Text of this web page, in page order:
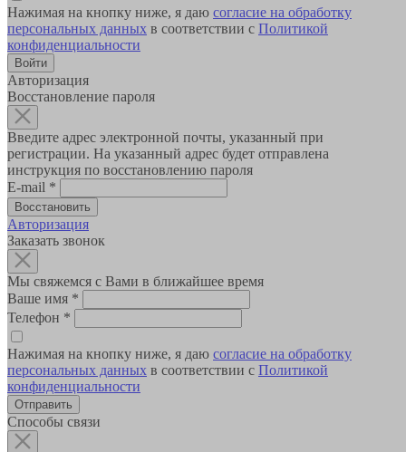
Нажимая на кнопку ниже, я даю согласие на обработку
персональных данных в соответствии с Политикой
конфиденциальности
Авторизация
Восстановление пароля
Введите адрес электронной почты, указанный при
регистрации. На указанный адрес будет отправлена
инструкция по восстановлению пароля
E-mail *
Авторизация
Заказать звонок
Мы свяжемся с Вами в ближайшее время
Ваше имя *
Телефон *
Нажимая на кнопку ниже, я даю согласие на обработку
персональных данных в соответствии с Политикой
конфиденциальности
Способы связи